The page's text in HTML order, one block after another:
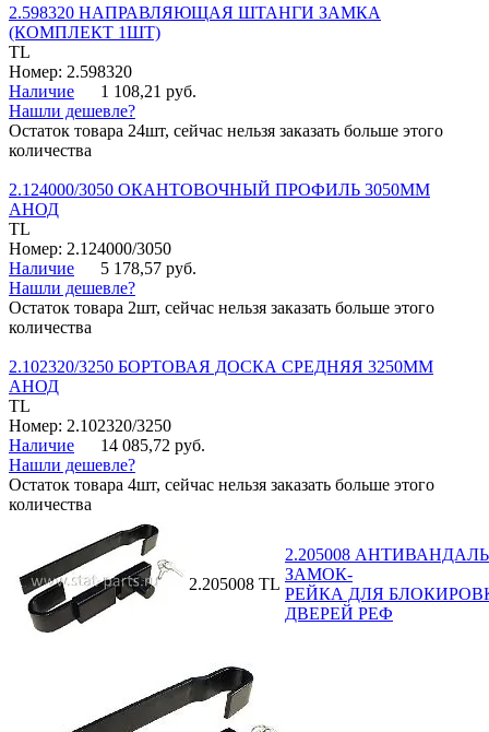
2.598320 НАПРАВЛЯЮЩАЯ ШТАНГИ ЗАМКА
(КОМПЛЕКТ 1ШТ)
TL
Номер: 2.598320
Наличие
1 108,21 руб.
Нашли дешевле?
Остаток товара 24шт, сейчас нельзя заказать больше этого
количества
2.124000/3050 ОКАНТОВОЧНЫЙ ПРОФИЛЬ 3050ММ
АНОД
TL
Номер: 2.124000/3050
Наличие
5 178,57 руб.
Нашли дешевле?
Остаток товара 2шт, сейчас нельзя заказать больше этого
количества
2.102320/3250 БОРТОВАЯ ДОСКА СРЕДНЯЯ 3250ММ
АНОД
TL
Номер: 2.102320/3250
Наличие
14 085,72 руб.
Нашли дешевле?
Остаток товара 4шт, сейчас нельзя заказать больше этого
количества
2.205008 TL
2.205008
ЗАМОК-
РЕЙКА ДЛЯ
ДВЕРЕЙ РЕФ